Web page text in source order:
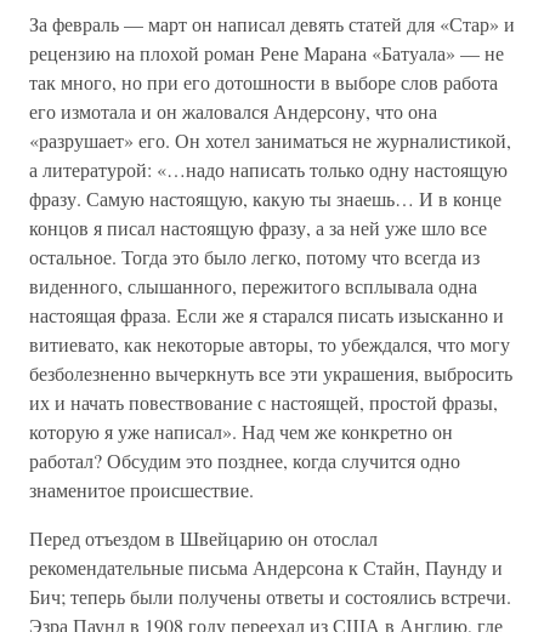
За февраль — март он написал девять статей для «Стар» и
рецензию на плохой роман Рене Марана «Батуала» — не
так много, но при его дотошности в выборе слов работа
его измотала и он жаловался Андерсону, что она
«разрушает» его. Он хотел заниматься не журналистикой,
а литературой: «…надо написать только одну настоящую
фразу. Самую настоящую, какую ты знаешь… И в конце
концов я писал настоящую фразу, а за ней уже шло все
остальное. Тогда это было легко, потому что всегда из
виденного, слышанного, пережитого всплывала одна
настоящая фраза. Если же я старался писать изысканно и
витиевато, как некоторые авторы, то убеждался, что могу
безболезненно вычеркнуть все эти украшения, выбросить
их и начать повествование с настоящей, простой фразы,
которую я уже написал». Над чем же конкретно он
работал? Обсудим это позднее, когда случится одно
знаменитое происшествие.
Перед отъездом в Швейцарию он отослал
рекомендательные письма Андерсона к Стайн, Паунду и
Бич; теперь были получены ответы и состоялись встречи.
Эзра Паунд в 1908 году переехал из США в Англию, где